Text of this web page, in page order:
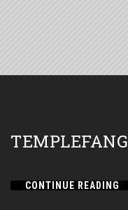
TEMPLEFANG
CONTINUE READING